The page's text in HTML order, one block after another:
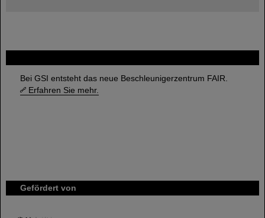
Bei GSI entsteht das neue Beschleunigerzentrum FAIR.
Erfahren Sie mehr.
Gefördert von